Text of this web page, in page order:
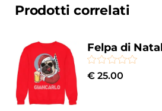
CASA E CUCINA (857)
BAMBINI (206)
Prodotti correlati
€ 25.00